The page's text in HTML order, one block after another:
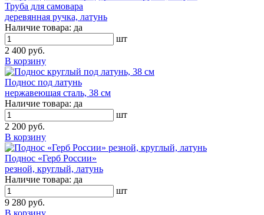
Труба для самовара
деревянная ручка, латунь
Наличие товара: да
шт
2 400 руб.
В корзину
Поднос под латунь
нержавеющая сталь, 38 см
Наличие товара: да
шт
2 200 руб.
В корзину
Поднос «Герб России»
резной, круглый, латунь
Наличие товара: да
шт
9 280 руб.
В корзину